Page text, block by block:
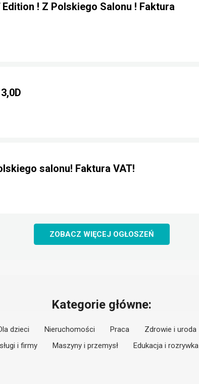
! Z Polskiego Salonu ! Faktura
salonu! Faktura VAT!
ZOBACZ WIĘCEJ OGŁOSZEŃ
Kategorie główne:
dzieci Nieruchomości Praca Zdrowie i uroda
i firmy Maszyny i przemysł Edukacja i rozrywka